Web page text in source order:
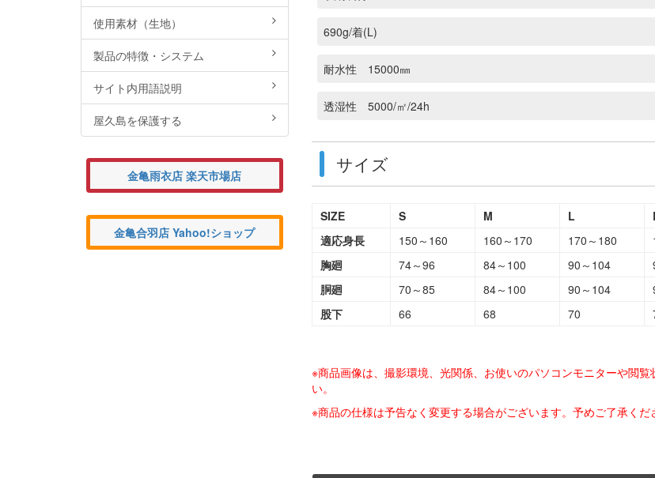
690g/着(L)
耐水性 15000㎜
透湿性 5000/㎡/24h
サイズ
SIZE S M L
適応身長
150～160 160～170 170～180
胸廻
74～96 84～100 90～104
胴廻
70～85 84～100 90～104
股下
66 68 70
※商品画像は、撮影環境、光関係、お使いのパソコンモニターや閲
い。
※商品の仕様は予告なく変更する場合がございます。予めご了承くだ
使用素材（生地）
製品の特徴・システム
サイト内用語説明
屋久島を保護する
金亀雨衣店 楽天市場店
金亀合羽店 Yahoo!ショップ